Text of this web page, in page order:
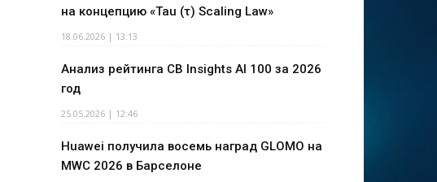
на концепцию «Tau (τ) Scaling Law»
18.06.2026 | 13:13
Анализ рейтинга CB Insights AI 100 за 2026
год
25.05.2026 | 12:46
Huawei получила восемь наград GLOMO на
MWC 2026 в Барселоне